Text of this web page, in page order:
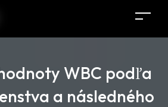
WBC podľa
a následného